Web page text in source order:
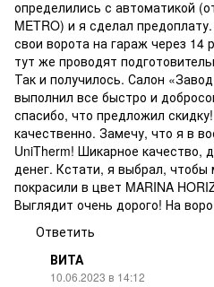
определились с автоматикой
METRO) и я сделал
свои ворота на гараж через 14
тут же проводят
Так и получилось. Салон
выполнил все быстро и
спасибо, что предложил
качественно. Замечу, что я в
UniTherm! Шикарное качество,
денег. Кстати, я выбрал,
покрасили в цвет MARINA
Выглядит очень дорого! На
Ответить
ВИТА
10.06.2023 в 14:12